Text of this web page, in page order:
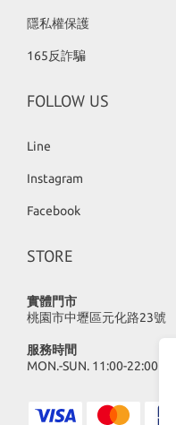
隱私權保護
165反詐騙
FOLLOW US
Line
Instagram
Facebook
STORE
實體門市
桃園市中壢區元化路23號
服務時間
MON.-SUN. 11:00-22:00